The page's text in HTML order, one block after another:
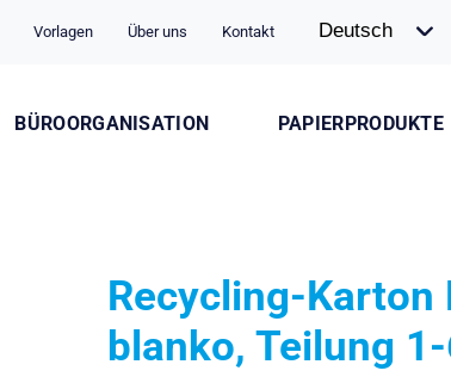
Vorlagen Über uns Kontakt
PAPIERPRODUKTE
BÜROORGANISATION
Recycling-Karton
blanko, Teilung